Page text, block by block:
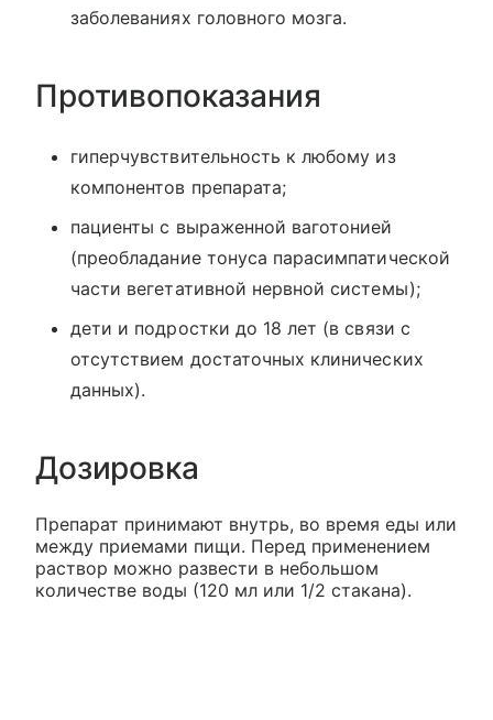
заболеваниях головного мозга.
Противопоказания
гиперчувствительность к любому из
компонентов препарата;
пациенты с выраженной ваготонией
(преобладание тонуса парасимпатической
части вегетативной нервной системы);
дети и подростки до 18 лет (в связи с
отсутствием достаточных клинических
данных).
Дозировка
Препарат принимают внутрь, во время еды или
между приемами пищи. Перед применением
раствор можно развести в небольшом
количестве воды (120 мл или 1/2 стакана).